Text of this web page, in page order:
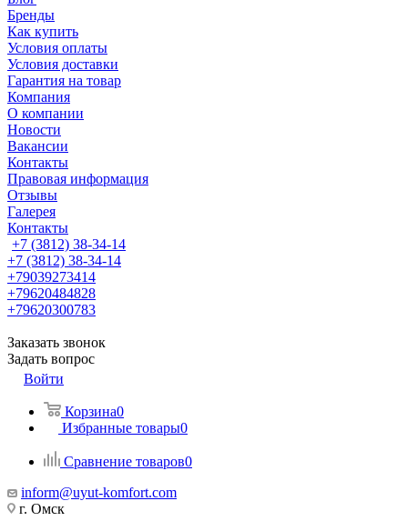
Бренды
Как купить
Условия оплаты
Условия доставки
Гарантия на товар
Компания
О компании
Новости
Вакансии
Контакты
Правовая информация
Отзывы
Галерея
Контакты
+7 (3812) 38-34-14
+7 (3812) 38-34-14
+79039273414
+79620484828
+79620300783
Заказать звонок
Задать вопрос
Войти
Корзина0
Избранные товары0
Сравнение товаров0
inform@uyut-komfort.com
г. Омск